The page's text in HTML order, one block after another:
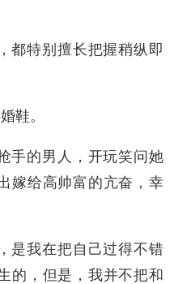
都特别擅长把握稍纵即
鞋。
手的男人，开玩笑问她
嫁给高帅富的亢奋，幸
是我在把自己过得不错
的，但是，我并不把和